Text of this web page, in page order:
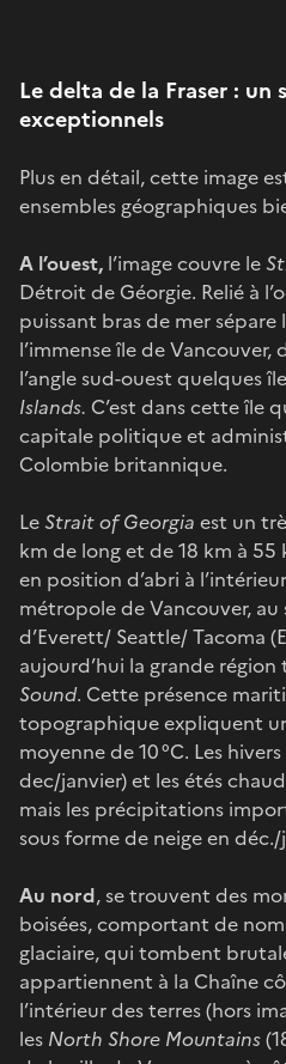
Le delta de la Fraser :
exceptionnels
Plus en détail, cette image
ensembles géographiques
A l’ouest, l’image couvre le
Détroit de Géorgie. Relié à
puissant bras de mer
l’immense île de
l’angle sud-ouest quelques
Islands. C’est dans cette île
capitale politique et
Colombie britannique.
Le Strait of Georgia est un
km de long et de 18 km à
en position d’abri à
métropole de Vancouver,
d’Everett/ Seattle/ Tacoma
aujourd’hui la grande
Sound. Cette présence
topographique expliquent
moyenne de 10 °C. Les
dec/janvier) et les étés
mais les précipitations
sous forme de neige en déc./
Au nord, se trouvent des
boisées, comportant de
glaciaire, qui tombent
appartiennent à la Chaîne
l’intérieur des terres (hors
les North Shore Mountains